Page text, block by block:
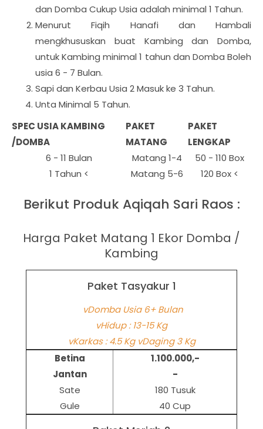
dan Domba Cukup Usia adalah minimal 1 Tahun.
Menurut Fiqih Hanafi dan Hambali
mengkhususkan buat Kambing dan Domba,
untuk Kambing minimal 1 tahun dan Domba Boleh
usia 6 - 7 Bulan.
Sapi dan Kerbau Usia 2 Masuk ke 3 Tahun.
Unta Minimal 5 Tahun.
SPEC USIA KAMBING
/DOMBA
PAKET
MATANG
PAKET
LENGKAP
6 - 11 Bulan
Matang 1-4
50 - 110 Box
1 Tahun <
Matang 5-6 120 Box <
Berikut Produk Aqiqah Sari Raos :
Harga Paket Matang 1 Ekor Domba /
Kambing
Paket Tasyakur 1
vDomba Usia 6+ Bulan
vHidup : 13-15 Kg
vKarkas : 4.5 Kg vDaging 3 Kg
Betina
Jantan
Sate
Gule
1.100.000,-
-
180 Tusuk
40 Cup